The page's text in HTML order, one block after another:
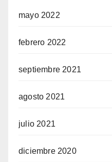
mayo 2022
febrero 2022
septiembre 2021
agosto 2021
julio 2021
diciembre 2020